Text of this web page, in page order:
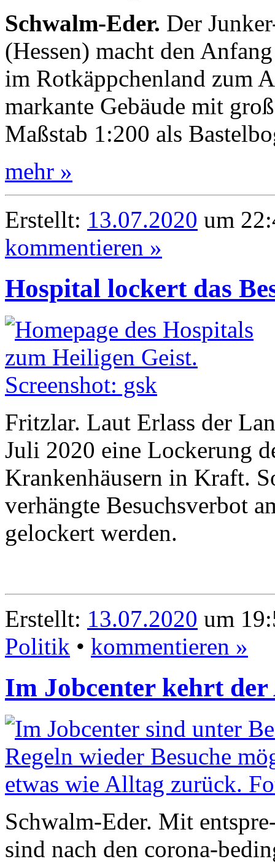
Schwalm-Eder. Der
(Hessen) macht den
im Rotkäppchenland zum
markante Gebäude mit
Maßstab 1:200 als
mehr »
Erstellt: 13.07.2020 um
kommentieren »
Hospital lockert das
Fritzlar. Laut Erlass der
Juli 2020 eine Lockerung
Krankenhäusern in Kraft.
verhängte Besuchsverbot
gelockert werden.
Erstellt: 13.07.2020 um
Politik • kommentieren »
Im Jobcenter kehrt
Schwalm-Eder. Mit
sind nach den corona-